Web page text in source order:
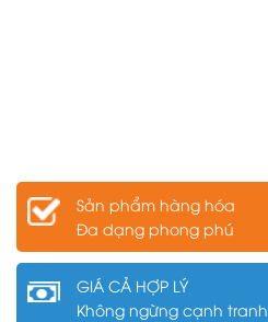
Sản phẩm hàng hóa
Đa dạng phong phú
GIÁ CẢ HỢP LÝ
Không ngừng cạnh tranh